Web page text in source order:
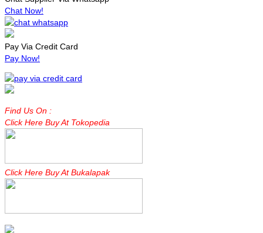
Chat Now!
Pay Via Credit Card
Pay Now!
Find Us On :
Click Here Buy At Tokopedia
Click Here Buy At Bukalapak